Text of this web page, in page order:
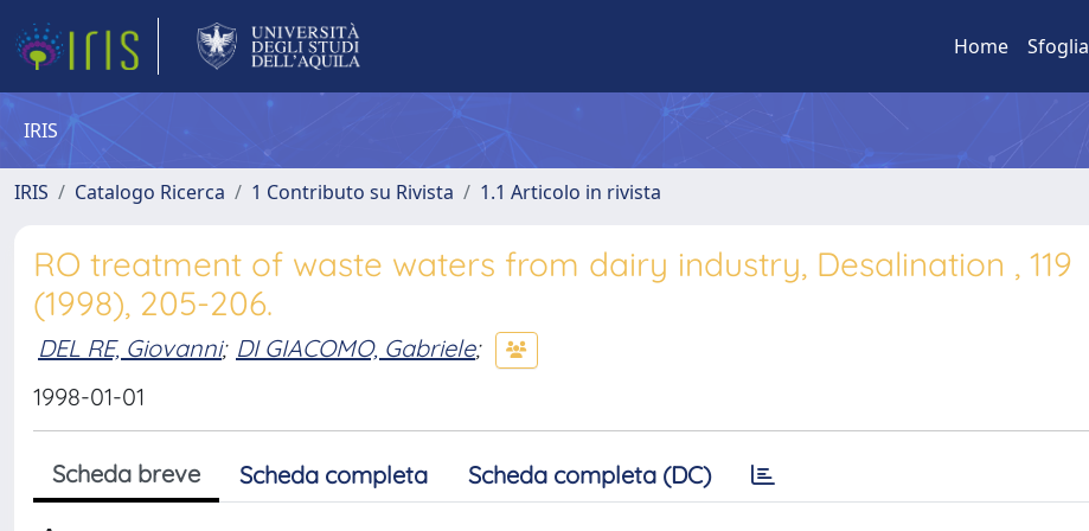
Home Sfoglia
IRIS
IRIS Catalogo Ricerca 1 Contributo su Rivista 1.1 Articolo in rivista
RO treatment of waste waters from dairy industry, Desalination , 119
(1998), 205-206.
DEL RE, Giovanni; DI GIACOMO, Gabriele;
1998-01-01
Scheda breve Scheda completa Scheda completa (DC)